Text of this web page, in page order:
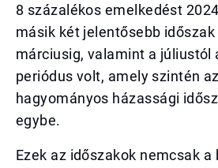
8 százalékos emelkedést
másik két jelentősebb időszak
márciusig, valamint a júliustól
periódus volt, amely szintén
hagyományos házassági
egybe.
Ezek az időszakok nemcsak a